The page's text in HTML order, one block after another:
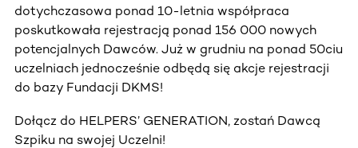
dotychczasowa ponad 10-letnia współpraca
poskutkowała rejestracją ponad 156 000 nowych
potencjalnych Dawców. Już w grudniu na ponad 50ciu
uczelniach jednocześnie odbędą się akcje rejestracji
do bazy Fundacji DKMS!
Dołącz do HELPERS’ GENERATION, zostań Dawcą
Szpiku na swojej Uczelni!